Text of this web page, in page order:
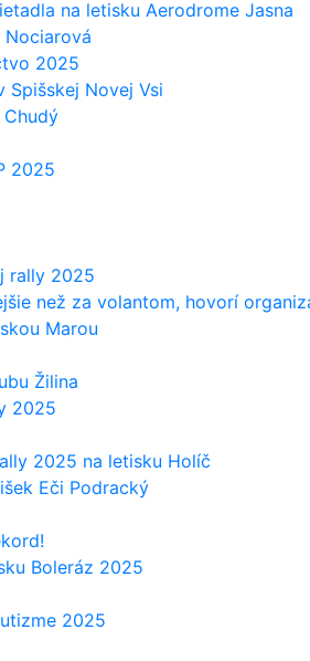
na letisku Aerodrome Jasna
Nociarová
2025
Spišskej Novej Vsi
2025
rally 2025
než za volantom, hovorí
Marou
Žilina
2025
2025 na letisku Holíč
Eči Podracký
Boleráz 2025
2025